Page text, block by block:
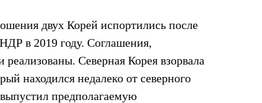
двух Корей испортились после
в 2019 году. Соглашения,
Северная Корея взорвала
находился недалеко от северного
предполагаемую